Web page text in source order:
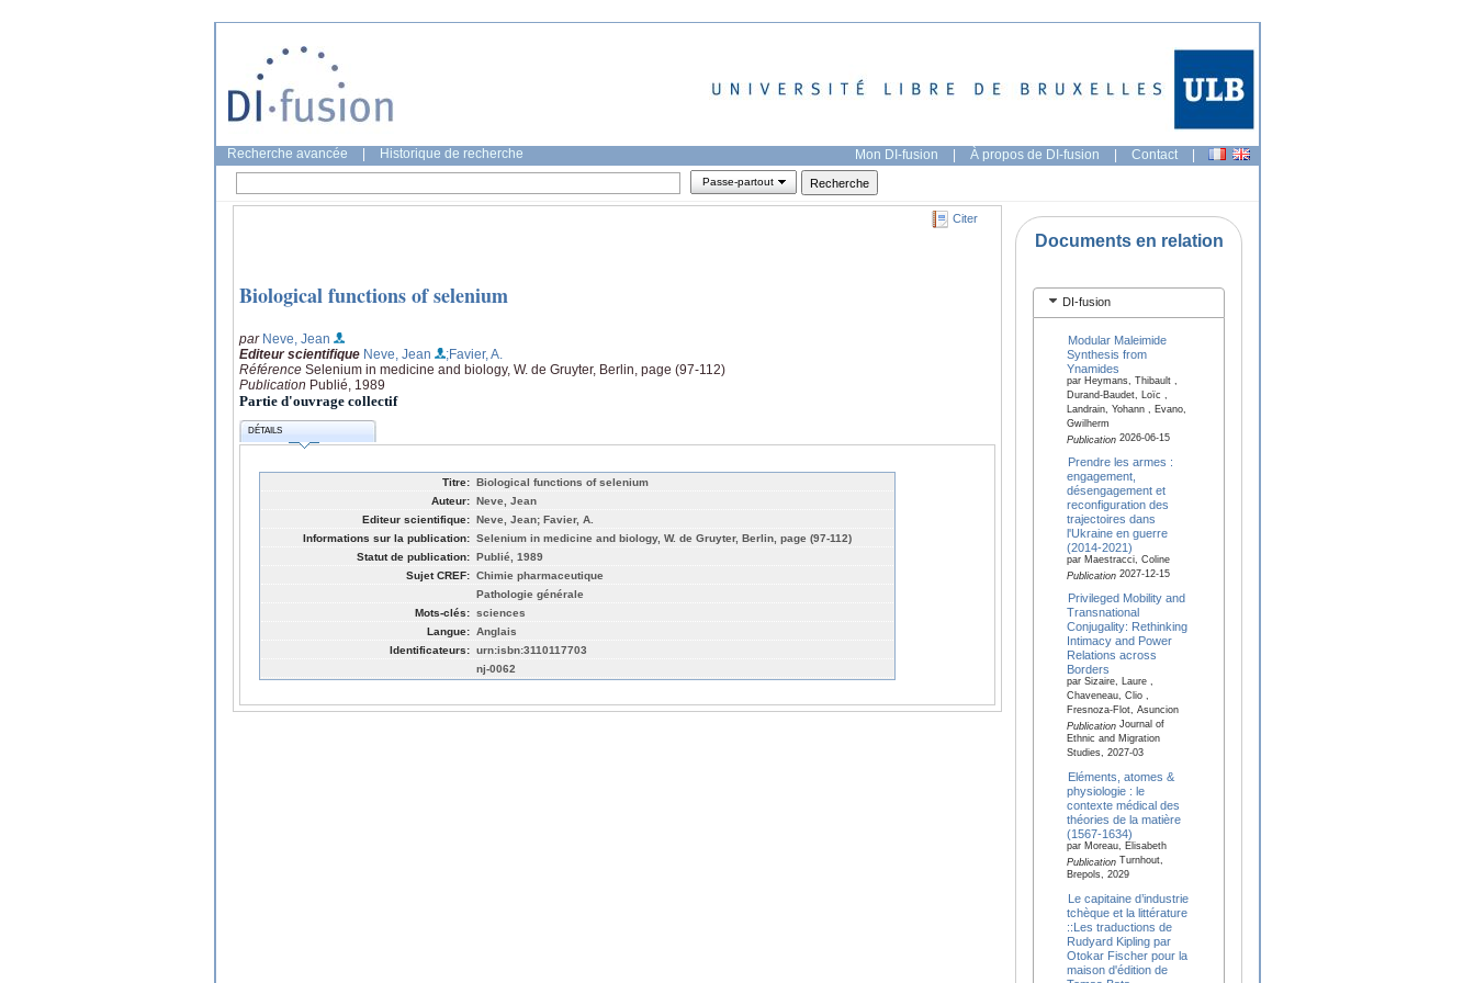
Recherche avancée Historique de recherche Mon DI-fusion | À propos de DI-fusion | Contact |
Passe-partout
Citer
Biological functions of selenium
par Neve, Jean
Editeur scientifique Neve, Jean
;Favier, A.
Référence Selenium in medicine and biology, W. de Gruyter, Berlin, page (97-112)
Publication Publié, 1989
Partie d'ouvrage collectif
DÉTAILS
Titre: Biological functions of selenium
Auteur: Neve, Jean
Editeur scientifique: Neve, Jean; Favier, A.
Informations sur la publication: Selenium in medicine and biology, W. de Gruyter, Berlin, page (97-112)
Statut de publication: Publié, 1989
Sujet CREF: Chimie pharmaceutique
Pathologie générale
Mots-clés: sciences
Langue: Anglais
Identificateurs: urn:isbn:3110117703
nj-0062
Documents en relation
DI-fusion
Modular Maleimide
Synthesis from
Ynamides
par Heymans, Thibault ,
Durand-Baudet, Loïc ,
Landrain, Yohann , Evano,
Gwilherm
Publication2026-06-15
Prendre les armes :
engagement,
désengagement et
reconfiguration des
trajectoires dans
l'Ukraine en guerre
(2014-2021)
par Maestracci, Coline
Publication2027-12-15
Privileged Mobility and
Transnational
Conjugality: Rethinking
Intimacy and Power
Relations across
Borders
par Sizaire, Laure ,
Chaveneau, Clio ,
Fresnoza-Flot, Asuncion
PublicationJournal of
Ethnic and Migration
Studies, 2027-03
Eléments, atomes &
physiologie : le
contexte médical des
théories de la matière
(1567-1634)
par Moreau, Elisabeth
PublicationTurnhout,
Brepols, 2029
Le capitaine d’industrie
tchèque et la littérature
::Les traductions de
Rudyard Kipling par
Otokar Fischer pour la
maison d'édition de